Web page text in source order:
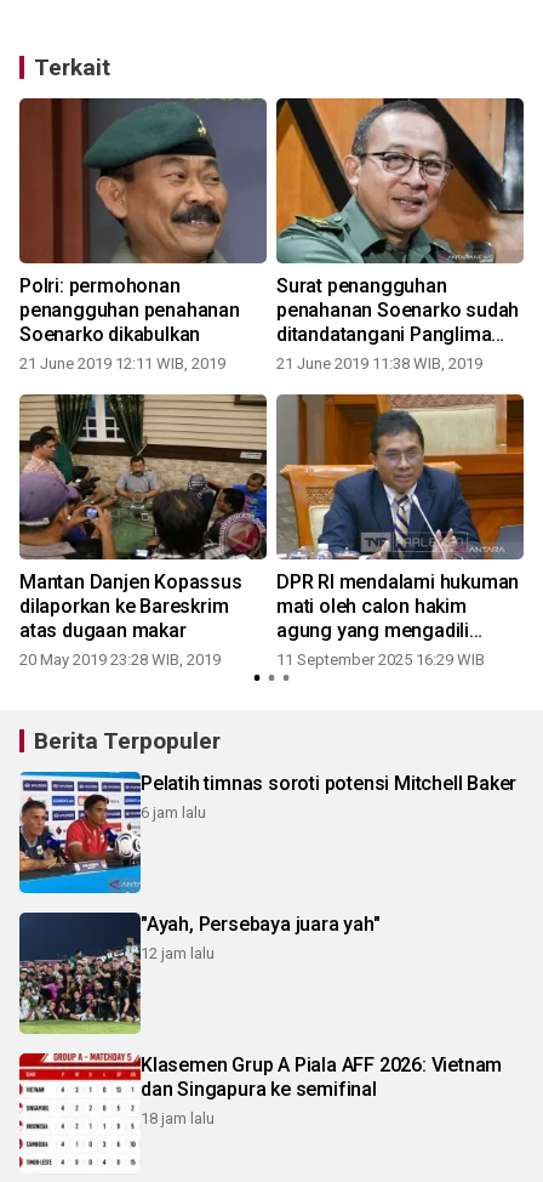
Terkait
Polri: permohonan
penangguhan penahanan
Soenarko dikabulkan
21 June 2019 12:11 WIB, 2019
Surat penangguhan
penahanan Soenarko sudah
ditandatangani Panglima
TNI
21 June 2019 11:38 WIB, 2019
Mantan Danjen Kopassus
dilaporkan ke Bareskrim
atas dugaan makar
20 May 2019 23:28 WIB, 2019
DPR RI mendalami hukuman
mati oleh calon hakim
agung yang mengadili
Sambo
11 September 2025 16:29 WIB
Berita Terpopuler
Pelatih timnas soroti potensi Mitchell Baker
6 jam lalu
"Ayah, Persebaya juara yah"
12 jam lalu
Klasemen Grup A Piala AFF 2026: Vietnam
dan Singapura ke semifinal
18 jam lalu